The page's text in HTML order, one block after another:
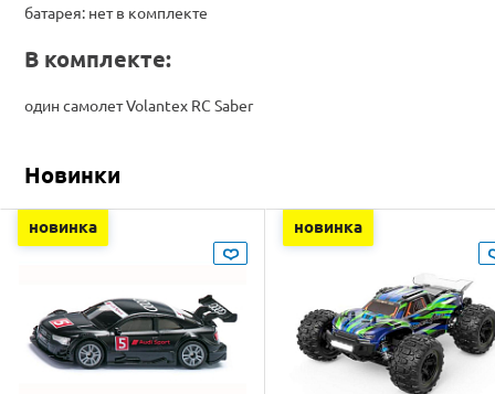
батарея: нет в комплекте
В комплекте:
один самолет Volantex RC Saber
Новинки
новинка новинка